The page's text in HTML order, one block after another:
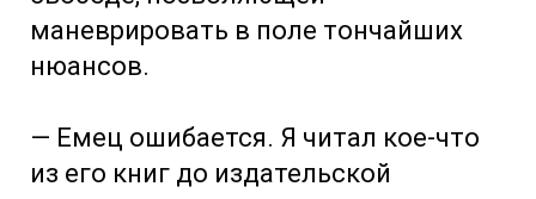
маневрировать в поле тончайших
нюансов.
— Емец ошибается. Я читал кое-что
из его книг до издательской